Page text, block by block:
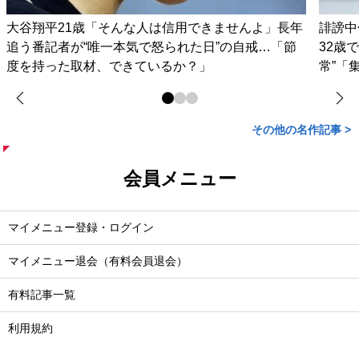
大谷翔平21歳「そんな人は信用できませんよ」長年
追う番記者が“唯一本気で怒られた日”の自戒…「節
度を持った取材、できているか？」
誹謗
32歳
常”「
その他の名作記事 >
会員メニュー
マイメニュー登録・ログイン
マイメニュー退会（有料会員退会）
有料記事一覧
利用規約